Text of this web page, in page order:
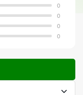
0
0
0
0